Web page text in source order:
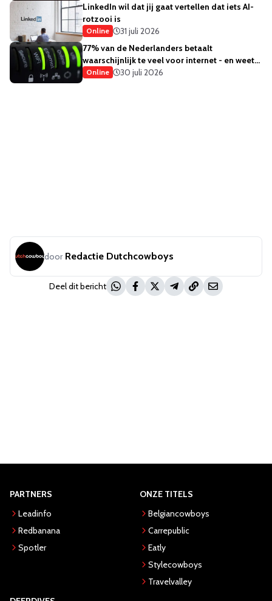
LinkedIn wil dat jij gaat vertellen dat iets AI-
rotzooi is
Online
31 juli 2026
77% van de Nederlanders betaalt
waarschijnlijk te veel voor internet - en weet
het ook
Online 30 juli 2026
door Redactie Dutchcowboys
Deel dit bericht
PARTNERS
Leadinfo
Redbanana
Spotler
ONZE TITELS
Belgiancowboys
Carrepublic
Eatly
Stylecowboys
Travelvalley